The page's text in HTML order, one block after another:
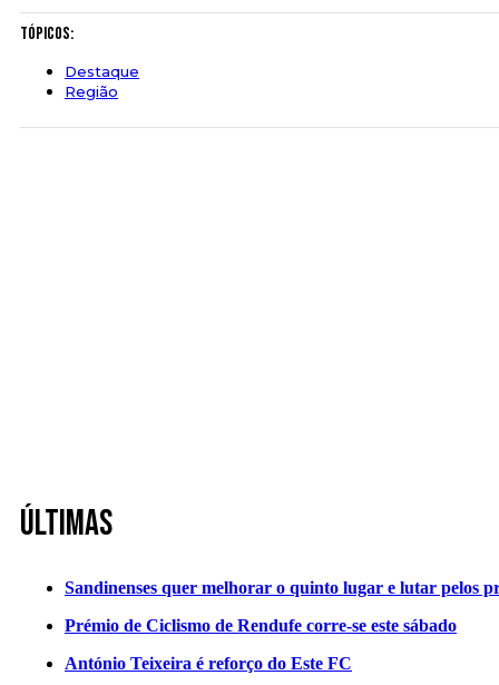
Tópicos:
Destaque
Região
Últimas
Sandinenses quer melhorar o quinto lugar e lutar pelos
Prémio de Ciclismo de Rendufe corre-se este sábado
António Teixeira é reforço do Este FC